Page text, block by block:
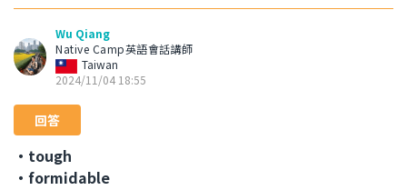
Wu Qiang
Native Camp英語會話講師
Taiwan
2024/11/04 18:55
回答
・tough
・formidable